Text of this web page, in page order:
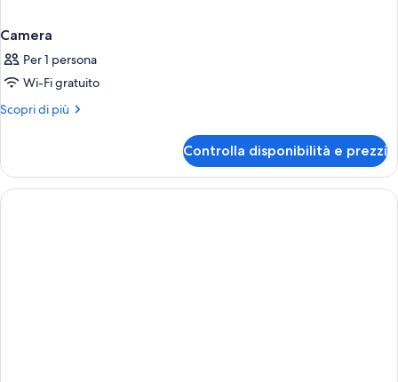
Camera
Per 1 persona
Wi-Fi gratuito
Scopri di più
Altri
Controlla disponibilità e prezzi